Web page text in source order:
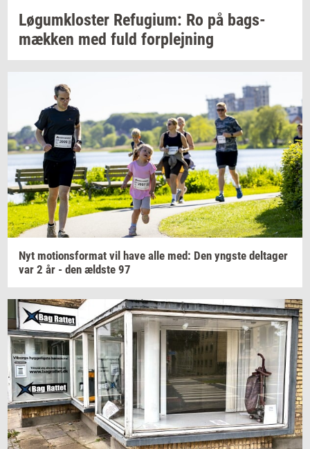
Løgum­klo­ster Re­fu­gi­um: Ro på bags­
mæk­ken med fuld for­plej­ning
Nyt mo­tions­for­mat vil have alle med: Den yng­ste del­ta­ger
var 2 år - den æld­ste 97